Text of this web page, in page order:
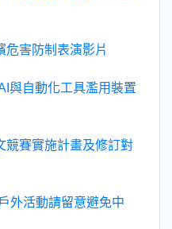
危害防制表演影片
與自動化工具濫用裝置
競賽實施計畫及修訂對
外活動請留意避免中